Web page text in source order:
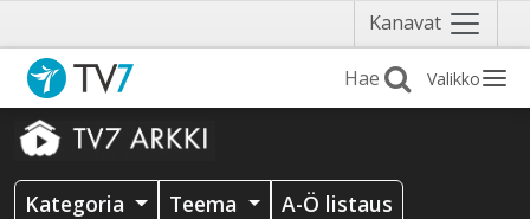
Kanavat Näytä
valikko
Valikko
Kategoria Teema A-Ö listaus